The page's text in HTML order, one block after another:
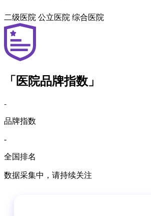
二级医院 公立医院 综合医院
「医院品牌指数」
-
品牌指数
-
全国排名
数据采集中，请持续关注